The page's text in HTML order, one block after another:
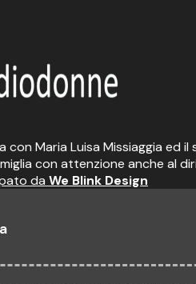
con Maria Luisa Missiaggia ed
con attenzione anche al
da We Blink Design